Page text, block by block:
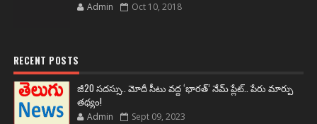
Admin Oct 10, 2018
RECENT POSTS
జీ20 సదస్సు.. మోదీ సీటు వద్ద ‘భారత్’ నేమ్ ప్లేట్‌.. పేరు మార్పు
తథ్యం!
Admin Sept 09, 2023